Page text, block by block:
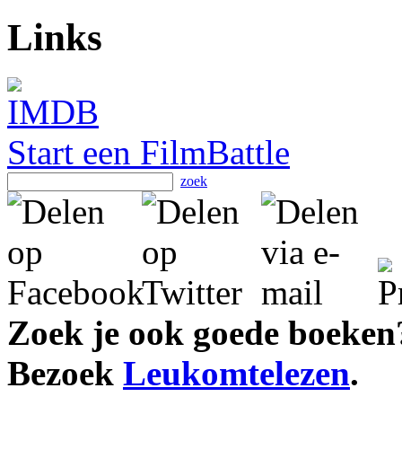
Links
Start een FilmBattle
zoek
Zoek je ook goede
Bezoek Leukomtelezen.